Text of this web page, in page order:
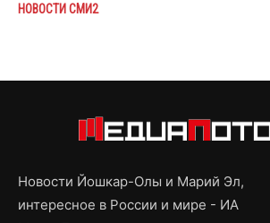
НОВОСТИ СМИ2
Новости Йошкар-Олы и Марий Эл,
интересное в России и мире - ИА